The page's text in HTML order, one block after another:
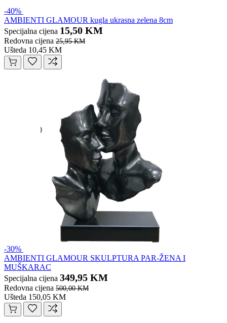
-40%
AMBIENTI GLAMOUR kugla ukrasna zelena 8cm
Specijalna cijena 15,50 KM
Redovna cijena 25,95 KM
Ušteda 10,45 KM
-30%
AMBIENTI GLAMOUR SKULPTURA PAR-ŽENA I
MUŠKARAC
Specijalna cijena 349,95 KM
Redovna cijena 500,00 KM
Ušteda 150,05 KM